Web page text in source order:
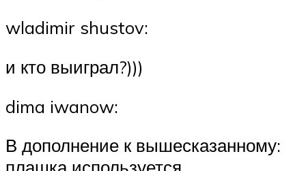
wladimir shustov:
и кто выиграл?)))
dima iwanow:
В дополнение к вышесказанному: